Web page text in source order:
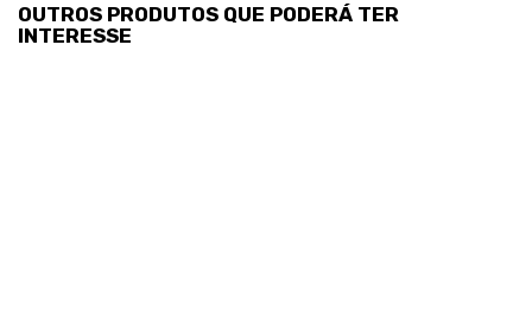
OUTROS PRODUTOS QUE PODERÁ TER
INTERESSE